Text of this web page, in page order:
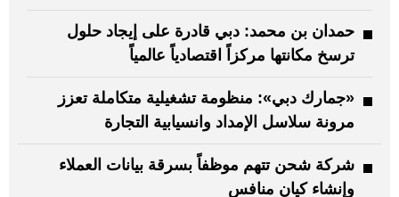
حمدان بن محمد: دبي قادرة على إيجاد حلول
ترسخ مكانتها مركزاً اقتصادياً عالمياً
«جمارك دبي»: منظومة تشغيلية متكاملة تعزز
مرونة سلاسل الإمداد وانسيابية التجارة
شركة شحن تتهم موظفاً بسرقة بيانات العملاء
وإنشاء كيان منافس